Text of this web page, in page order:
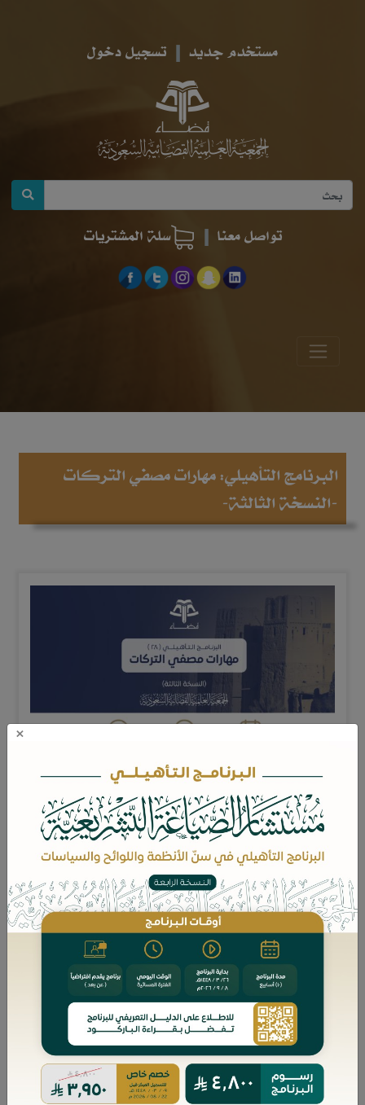
مستخدم جديد تسجيل دخول
تواصل معنا سلة المشتريات
البرنامج التأهيلي: مهارات مصفي التركات
-النسخة الثالثة-
محتويات الدورة
البرنامج التأهيلي: مهارات مصفي التركات )3(
1150 ريال
×